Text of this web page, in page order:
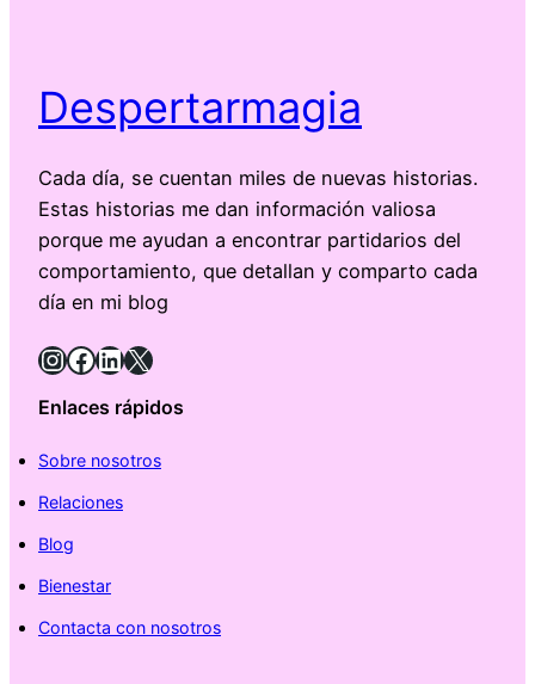
Despertarmagia
Cada día, se cuentan miles de nuevas historias.
Estas historias me dan información valiosa
porque me ayudan a encontrar partidarios del
comportamiento, que detallan y comparto cada
día en mi blog
InstagramFacebook LinkedIn X
Enlaces rápidos
Sobre nosotros
Relaciones
Blog
Bienestar
Contacta con nosotros